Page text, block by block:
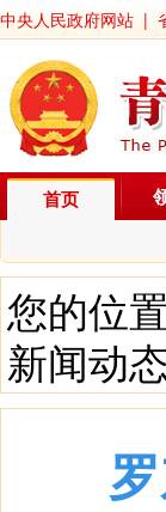
中央人民政府网站 |
首页
您的位
新闻动